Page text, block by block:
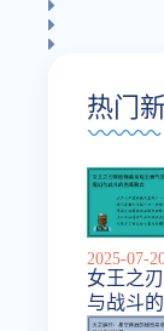
热门
2025-07-
女王之
与战斗